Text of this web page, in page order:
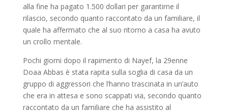
alla fine ha pagato 1.500 dollari per garantirne il
rilascio, secondo quanto raccontato da un familiare, il
quale ha affermato che al suo ritorno a casa ha avuto
un crollo mentale.
Pochi giorni dopo il rapimento di Nayef, la 29enne
Doaa Abbas è stata rapita sulla soglia di casa da un
gruppo di aggressori che l’hanno trascinata in un’auto
che era in attesa e sono scappati via, secondo quanto
raccontato da un familiare che ha assistito al